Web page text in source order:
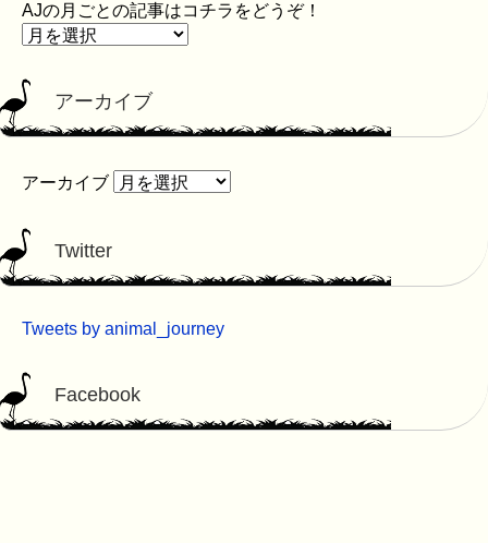
AJの月ごとの記事はコチラをどうぞ！
アーカイブ
アーカイブ
Twitter
Tweets by animal_journey
Facebook